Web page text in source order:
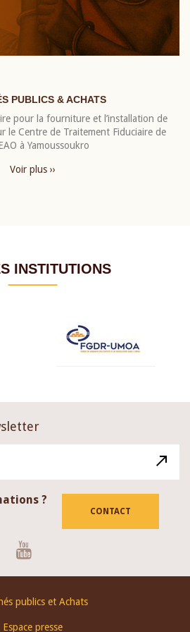
PUBLICS & ACHATS
pour la fourniture et l’installation de
le Centre de Traitement Fiduciaire de
à Yamoussoukro
Voir plus ››
INSTITUTIONS
?
CONTACT
publics et Achats
Espace presse